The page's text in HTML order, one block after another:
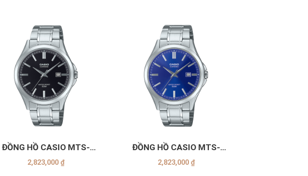
ĐỒNG HỒ CASIO MTS-
115D-1AVDF
2,823,000 ₫
ĐỒNG HỒ CASIO MTS-
115D-2A1VDF
2,823,000 ₫